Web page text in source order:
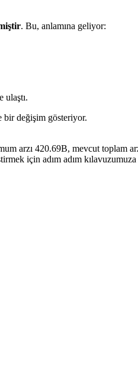
. Bu, anlamına geliyor:
ulaştı.
bir değişim gösteriyor.
arzı 420.69B, mevcut toplam
için adım adım kılavuzumuza